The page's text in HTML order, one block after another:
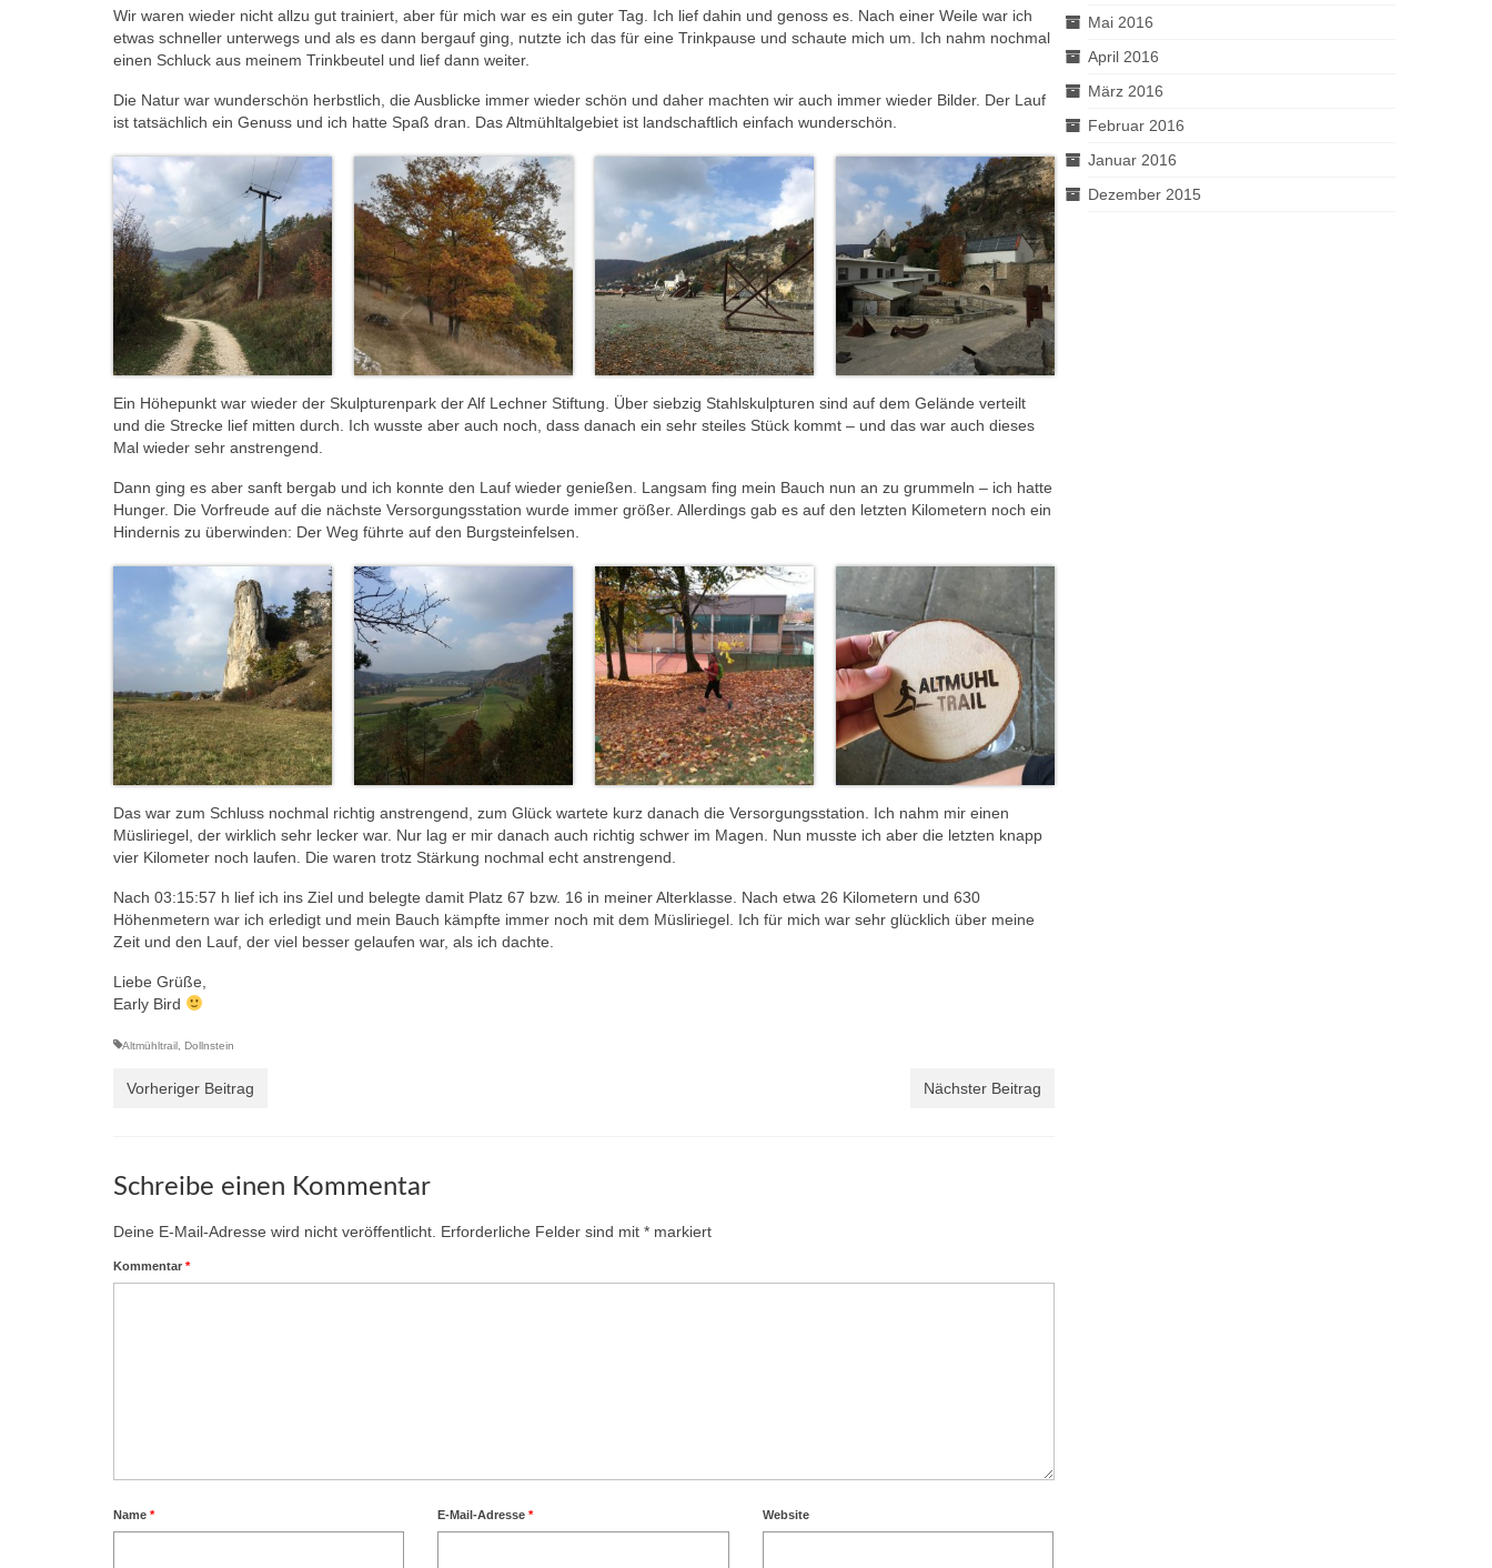
Wir waren wieder nicht allzu gut trainiert, aber für mich war es ein guter Tag. Ich lief dahin und genoss es. Nach einer Weile war ich
etwas schneller unterwegs und als es dann bergauf ging, nutzte ich das für eine Trinkpause und schaute mich um. Ich nahm nochmal
einen Schluck aus meinem Trinkbeutel und lief dann weiter.
Die Natur war wunderschön herbstlich, die Ausblicke immer wieder schön und daher machten wir auch immer wieder Bilder. Der Lauf
ist tatsächlich ein Genuss und ich hatte Spaß dran. Das Altmühltalgebiet ist landschaftlich einfach wunderschön.
Ein Höhepunkt war wieder der Skulpturenpark der Alf Lechner Stiftung. Über siebzig Stahlskulpturen sind auf dem Gelände verteilt
und die Strecke lief mitten durch. Ich wusste aber auch noch, dass danach ein sehr steiles Stück kommt – und das war auch dieses
Mal wieder sehr anstrengend.
Dann ging es aber sanft bergab und ich konnte den Lauf wieder genießen. Langsam fing mein Bauch nun an zu grummeln – ich hatte
Hunger. Die Vorfreude auf die nächste Versorgungsstation wurde immer größer. Allerdings gab es auf den letzten Kilometern noch ein
Hindernis zu überwinden: Der Weg führte auf den Burgsteinfelsen.
Das war zum Schluss nochmal richtig anstrengend, zum Glück wartete kurz danach die Versorgungsstation. Ich nahm mir einen
Müsliriegel, der wirklich sehr lecker war. Nur lag er mir danach auch richtig schwer im Magen. Nun musste ich aber die letzten knapp
vier Kilometer noch laufen. Die waren trotz Stärkung nochmal echt anstrengend.
Nach 03:15:57 h lief ich ins Ziel und belegte damit Platz 67 bzw. 16 in meiner Alterklasse. Nach etwa 26 Kilometern und 630
Höhenmetern war ich erledigt und mein Bauch kämpfte immer noch mit dem Müsliriegel. Ich für mich war sehr glücklich über meine
Zeit und den Lauf, der viel besser gelaufen war, als ich dachte.
Liebe Grüße,
Early Bird
Altmühltrail Dollnstein
Vorheriger Beitrag Nächster Beitrag
Schreibe einen Kommentar
Deine E-Mail-Adresse wird nicht veröffentlicht. Erforderliche Felder sind mit * markiert
Kommentar *
Name * E-Mail-Adresse* Website
Mai 2016
April 2016
März 2016
Februar 2016
Januar 2016
Dezember 2015